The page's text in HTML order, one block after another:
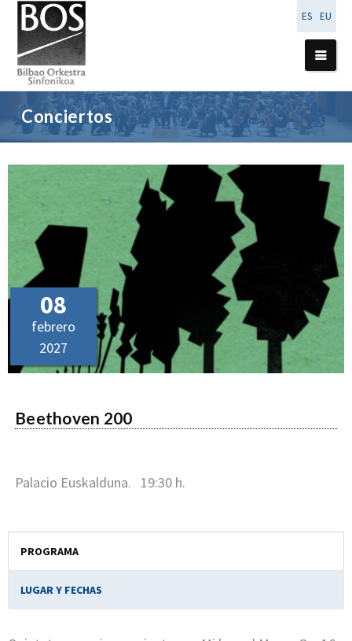
ES EU
Conciertos
Beethoven 200
08
febrero
2027
Palacio Euskalduna. 19:30 h.
PROGRAMA
LUGAR Y FECHAS